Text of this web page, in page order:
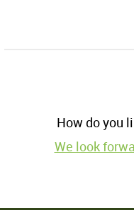
How do you
We look